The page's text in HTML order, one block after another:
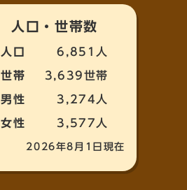
人口・世帯数
人口 6,851人
世帯 3,639世帯
男性 3,274人
女性 3,577人
2026年8月1日現在